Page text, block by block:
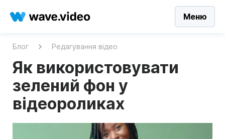
Меню
Блог Редагування відео
Як використовувати
зелений фон у
відеороликах